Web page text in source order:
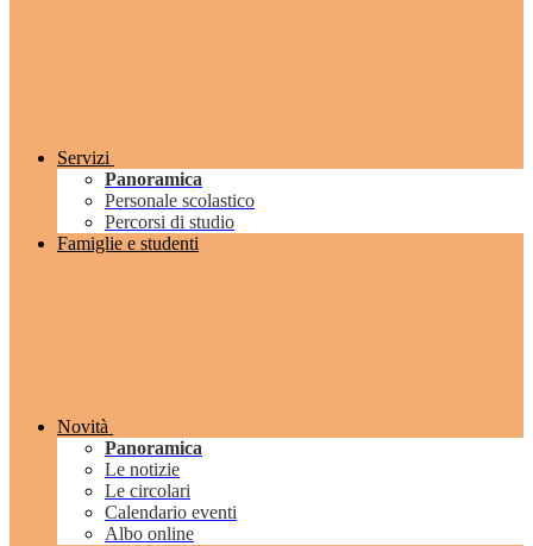
Servizi
Panoramica
Personale scolastico
Percorsi di studio
Famiglie e studenti
Novità
Panoramica
Le notizie
Le circolari
Calendario eventi
Albo online